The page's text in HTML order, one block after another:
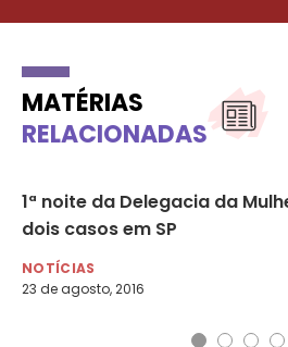
MATÉRIAS
RELACIONADAS
1ª noite da Delegacia da
dois casos em SP
NOTÍCIAS
23 de agosto, 2016